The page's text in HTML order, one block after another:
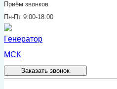
Приём звонков
Пн-Пт 9:00-18:00
Заказать звонок